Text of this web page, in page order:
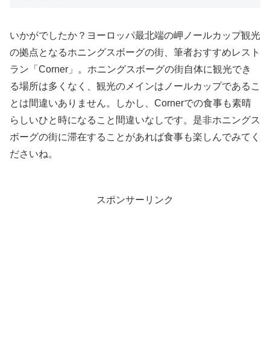
いかがでしたか？ヨーロッパ最北端の岬ノールカップ観光
の拠点となるホニングスボーグの街、筆者おすすめレスト
ラン「Corner」。ホニングスボーグの街自体に観光でき
る場所は多くなく、観光のメインはノールカップであるこ
とは間違いありません。しかし、Cornerでの食事も素晴
らしいひと時になること間違いなしです。是非ホニングス
ボーグの街に滞在することがあれば食事も楽しんでみてく
ださいね。
スポンサーリンク